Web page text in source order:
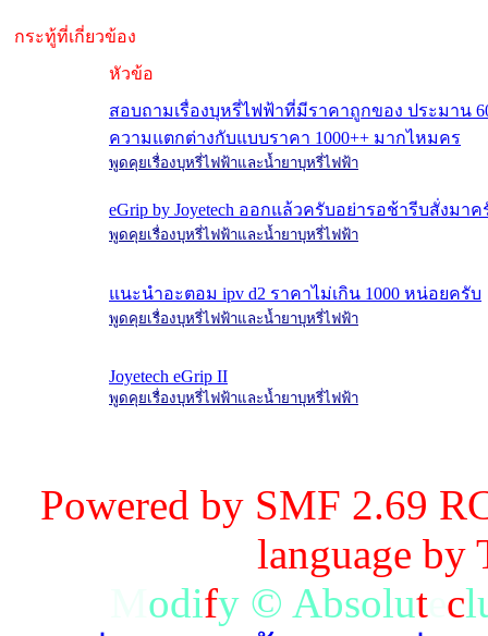
กระทู้ที่เกี่ยวข้อง
หัวข้อ
สอบถามเรื่องบุหรี่ไฟฟ้าที่มีราคาถูกของ ประมาน
ความแตกต่างกับแบบราคา 1000++ มากไหมคร
พูดคุยเรื่องบุหรี่ไฟฟ้าและน้ำยาบุหรี่ไฟฟ้า
eGrip by Joyetech ออกแล้วครับอย่ารอช้ารีบสั่งมา
พูดคุยเรื่องบุหรี่ไฟฟ้าและน้ำยาบุหรี่ไฟฟ้า
แนะนำอะตอม ipv d2 ราคาไม่เกิน 1000 หน่อยครับ
พูดคุยเรื่องบุหรี่ไฟฟ้าและน้ำยาบุหรี่ไฟฟ้า
Joyetech eGrip II
พูดคุยเรื่องบุหรี่ไฟฟ้าและน้ำยาบุหรี่ไฟฟ้า
Powered by SMF 2.69
language
odify © Absolute cl